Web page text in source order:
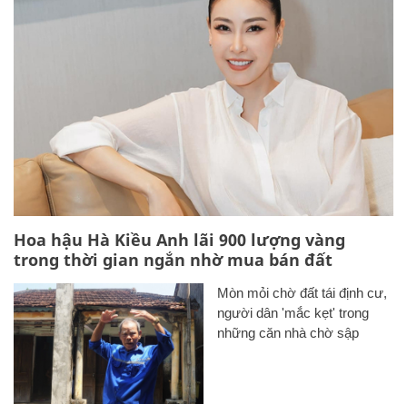
Hoa hậu Hà Kiều Anh lãi 900 lượng vàng
trong thời gian ngắn nhờ mua bán đất
Mòn mỏi chờ đất tái định cư,
người dân 'mắc kẹt' trong
những căn nhà chờ sập